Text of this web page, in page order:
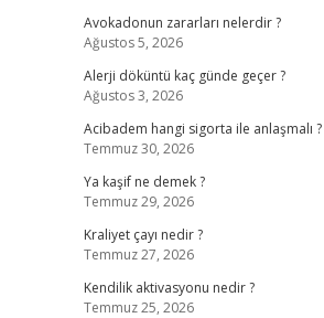
Avokadonun zararları nelerdir ?
Ağustos 5, 2026
Alerji döküntü kaç günde geçer ?
Ağustos 3, 2026
Acibadem hangi sigorta ile anlaşmalı ?
Temmuz 30, 2026
Ya kaşif ne demek ?
Temmuz 29, 2026
Kraliyet çayı nedir ?
Temmuz 27, 2026
Kendilik aktivasyonu nedir ?
Temmuz 25, 2026